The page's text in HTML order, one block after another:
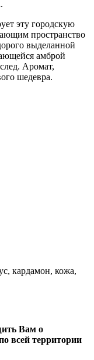
эту городскую
пространство
выделанной
амброй
Аромат,
шедевра.
кардамон, кожа,
Вам о
всей территории